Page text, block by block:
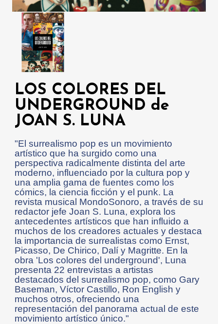
LOS COLORES DEL
UNDERGROUND de
JOAN S. LUNA
"El surrealismo pop es un movimiento
artístico que ha surgido como una
perspectiva radicalmente distinta del arte
moderno, influenciado por la cultura pop y
una amplia gama de fuentes como los
cómics, la ciencia ficción y el punk. La
revista musical MondoSonoro, a través de su
redactor jefe Joan S. Luna, explora los
antecedentes artísticos que han influido a
muchos de los creadores actuales y destaca
la importancia de surrealistas como Ernst,
Picasso, De Chirico, Dalí y Magritte. En la
obra 'Los colores del underground', Luna
presenta 22 entrevistas a artistas
destacados del surrealismo pop, como Gary
Baseman, Víctor Castillo, Ron English y
muchos otros, ofreciendo una
representación del panorama actual de este
movimiento artístico único."